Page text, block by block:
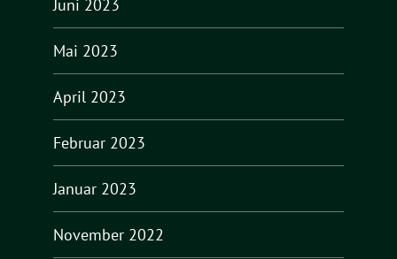
Juni 2023
Mai 2023
April 2023
Februar 2023
Januar 2023
November 2022